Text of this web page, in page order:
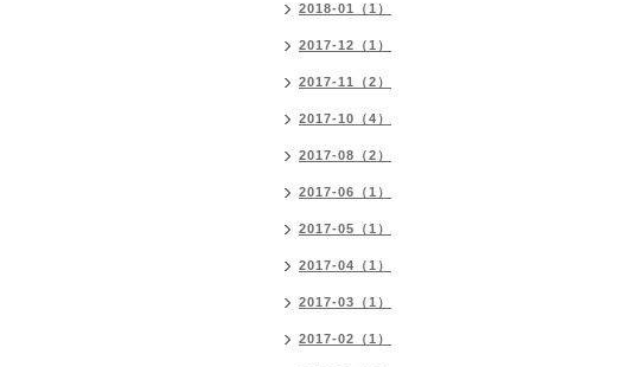
2018-01（1）
2017-12（1）
2017-11（2）
2017-10（4）
2017-08（2）
2017-06（1）
2017-05（1）
2017-04（1）
2017-03（1）
2017-02（1）